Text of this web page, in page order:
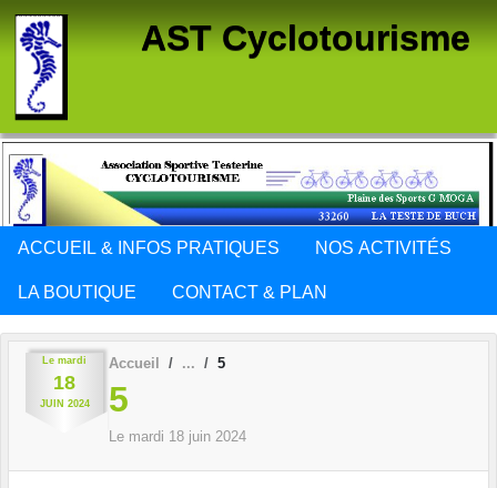
AST Cyclotourisme
ACCUEIL & INFOS PRATIQUES NOS ACTIVITÉS
LA BOUTIQUE CONTACT & PLAN
Le mardi
18
JUIN 2024
Accueil 5
5
Le mardi 18 juin 2024
Panneau de gestion des cookies